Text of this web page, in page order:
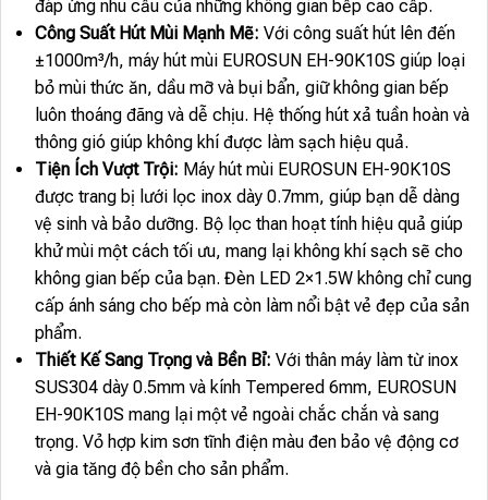
đáp ứng nhu cầu của những không gian bếp cao cấp.
Công Suất Hút Mùi Mạnh Mẽ: Với công suất hút lên đến
±1000m³/h, máy hút mùi EUROSUN EH-90K10S giúp loại
bỏ mùi thức ăn, dầu mỡ và bụi bẩn, giữ không gian bếp
luôn thoáng đãng và dễ chịu. Hệ thống hút xả tuần hoàn và
thông gió giúp không khí được làm sạch hiệu quả.
Tiện Ích Vượt Trội: Máy hút mùi EUROSUN EH-90K10S
được trang bị lưới lọc inox dày 0.7mm, giúp bạn dễ dàng
vệ sinh và bảo dưỡng. Bộ lọc than hoạt tính hiệu quả giúp
khử mùi một cách tối ưu, mang lại không khí sạch sẽ cho
không gian bếp của bạn. Đèn LED 2×1.5W không chỉ cung
cấp ánh sáng cho bếp mà còn làm nổi bật vẻ đẹp của sản
phẩm.
Thiết Kế Sang Trọng và Bền Bỉ: Với thân máy làm từ inox
SUS304 dày 0.5mm và kính Tempered 6mm, EUROSUN
EH-90K10S mang lại một vẻ ngoài chắc chắn và sang
trọng. Vỏ hợp kim sơn tĩnh điện màu đen bảo vệ động cơ
và gia tăng độ bền cho sản phẩm.